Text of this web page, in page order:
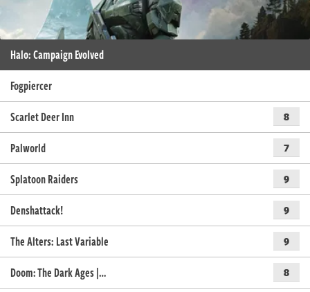
Halo: Campaign Evolved
Fogpiercer
Scarlet Deer Inn
8
Palworld 7
Splatoon Raiders 9
Denshattack! 9
The Alters: Last Variable 9
Doom: The Dark Ages |… 8